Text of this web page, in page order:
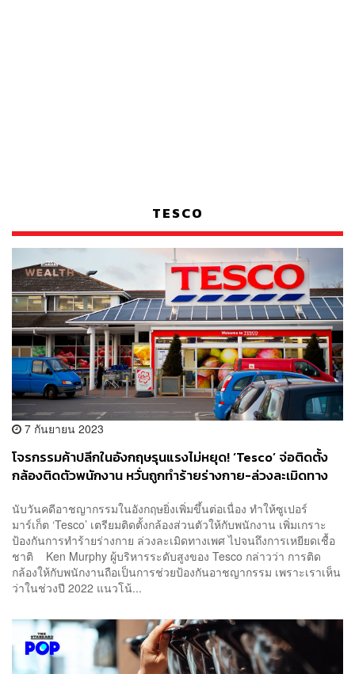
TESCO
7 กันยายน 2023
โจรกรรมค้าปลีกในอังกฤษรุนแรงไม่หยุด! ‘Tesco’ จ่อติดตั้ง
กล้องติดตัวพนักงาน หวั่นถูกทำร้ายร่างกาย-ล่วงละเมิดทาง
นับวันคดีอาชญากรรมในอังกฤษยิ่งเพิ่มขึ้นต่อเนื่อง ทำให้ซูเปอร์
มาร์เก็ต ‘Tesco’ เตรียมติดตั้งกล้องส่วนตัวให้กับพนักงาน เพิ่มเกราะ
ป้องกันการทำร้ายร่างกาย ล่วงละเมิดทางเพศ ไปจนถึงการเหยียดเชื้อ
ชาติ Ken Murphy ผู้บริหารระดับสูงของ Tesco กล่าวว่า การติด
กล้องให้กับพนักงานถือเป็นการช่วยป้องกันอาชญากรรม เพราะเราเห็น
ว่าในช่วงปี 2022 แนวโน้...